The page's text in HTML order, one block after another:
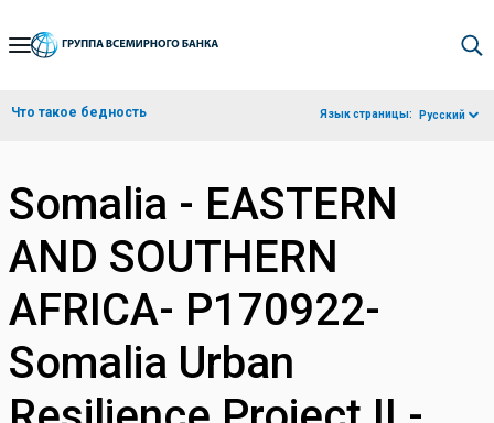
Skip
Navigation
Что такое бедность Язык страницы: Русский
Somalia - EASTERN
AND SOUTHERN
AFRICA- P170922-
Somalia Urban